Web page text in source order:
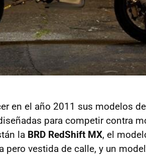
en el año 2011 sus modelos
para competir contra
la BRD RedShift MX, el
pero vestida de calle, y un